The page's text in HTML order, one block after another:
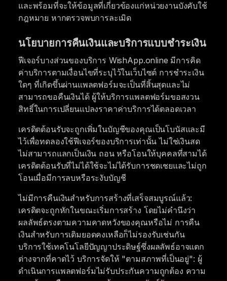
และพร้อมที่จะให้ข้อมูลที่เกี่ยวข้องแก่หน่วยงานบังคับใช้
กฎหมาย หากตรวจพบการละเมิด
นโยบายการคืนเงินและบริการแบบชำระเงิน
ฟีเจอร์บางส่วนของบริการ WishApp.online มีการคิด
ค่าบริการตามเงื่อนไขที่ระบุไว้ในเว็บไซต์ การชำระเงิน
ใดๆ ที่เกิดขึ้นผ่านแพลตฟอร์มจะเป็นที่สิ้นสุดและไม่
สามารถขอคืนเงินได้ ผู้ให้บริการแพลตฟอร์มขอสงวน
สิทธิ์ในการเปลี่ยนแปลงราคาค่าบริการได้ตลอดเวลา
เครดิตต้อนรับจะถูกเพิ่มในบัญชีของคุณเป็นโบนัสและมี
ไว้เพื่อทดลองใช้ฟีเจอร์ของบริการเท่านั้น ไม่ใช่เงินสด
ไม่สามารถแลกเป็นเงิน ถอน หรือโอนให้บุคคลที่สามได้
เครดิตต้อนรับที่ไม่ได้ใช้จะไม่ได้รับการชดเชยและไม่ถูก
โอนเมื่อมีการลบหรือระงับบัญชี
ไม่มีการคืนเงินสำหรับการสร้างที่เสร็จสมบูรณ์แล้ว:
เครดิตจะถูกหักในขณะเริ่มการสร้าง โดยไม่คำนึงว่า
ผลลัพธ์ตรงตามความคาดหวังของคุณหรือไม่ การคืน
เงินสำหรับการเติมยอดคงเหลือก็ไม่รองรับเช่นกัน
บริการใช้เทคโนโลยีปัญญาประดิษฐ์ซึ่งผลลัพธ์อาจแตก
ต่างจากที่คาดไว้ บริการจัดให้ "ตามสภาพที่เป็นอยู่": ผู้
ดำเนินการแพลตฟอร์มไม่รับประกันความถูกต้อง ความ